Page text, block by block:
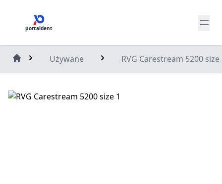
portaldent
Używane RVG Carestream 5200 size